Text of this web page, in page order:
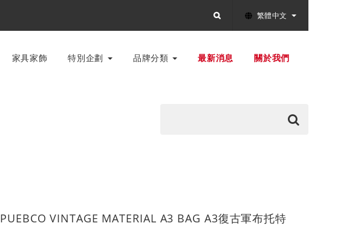
繁體中文
家具家飾 特別企劃 品牌分類 最新消息 關於我們
PUEBCO VINTAGE MATERIAL A3 BAG A3復古軍布托特